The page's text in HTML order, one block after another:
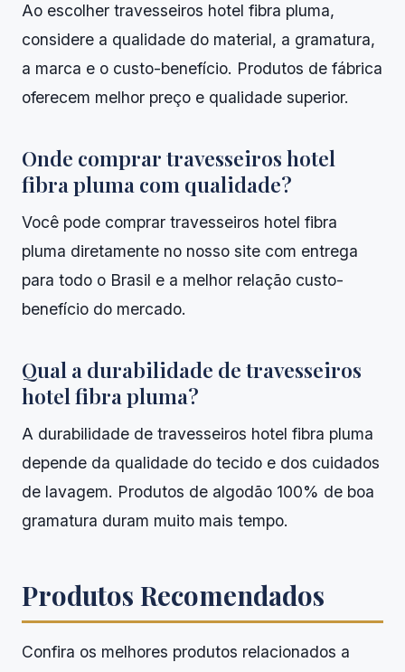
Ao escolher travesseiros hotel fibra pluma,
considere a qualidade do material, a gramatura,
a marca e o custo-benefício. Produtos de fábrica
oferecem melhor preço e qualidade superior.
Onde comprar travesseiros hotel
fibra pluma com qualidade?
Você pode comprar travesseiros hotel fibra
pluma diretamente no nosso site com entrega
para todo o Brasil e a melhor relação custo-
benefício do mercado.
Qual a durabilidade de travesseiros
hotel fibra pluma?
A durabilidade de travesseiros hotel fibra pluma
depende da qualidade do tecido e dos cuidados
de lavagem. Produtos de algodão 100% de boa
gramatura duram muito mais tempo.
Produtos Recomendados
Confira os melhores produtos relacionados a